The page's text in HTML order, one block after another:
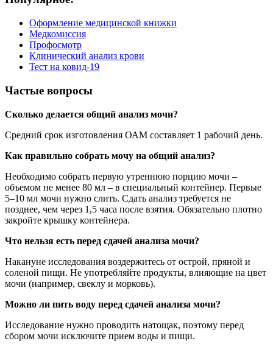
Оформление медицинской книжки
Медкомиссия
Профосмотр
Клинический анализ крови
Тест на ковид-19
Частые вопросы
Сколько делается общий анализ мочи?
Средний срок изготовления ОАМ составляет 1 рабочий день.
Как правильно собрать мочу на общий анализ?
Необходимо собрать первую утреннюю порцию мочи –
объемом не менее 80 мл – в специальный контейнер. Первые
5–10 мл мочи нужно слить. Сдать анализ требуется не
позднее, чем через 1,5 часа после взятия. Обязательно плотно
закройте крышку контейнера.
Что нельзя есть перед сдачей анализа мочи?
Накануне исследования воздержитесь от острой, пряной и
соленой пищи. Не употребляйте продукты, влияющие на цвет
мочи (например, свеклу и морковь).
Можно ли пить воду перед сдачей анализа мочи?
Исследование нужно проводить натощак, поэтому перед
сбором мочи исключите прием воды и пищи.